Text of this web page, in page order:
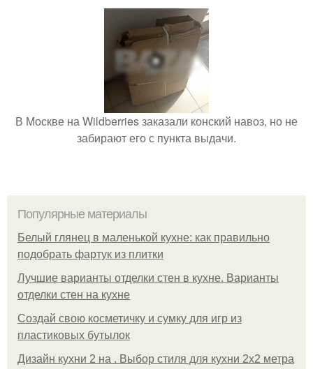
В Москве на Wildberries заказали конский навоз, но не
забирают его с пункта выдачи.
Популярные материалы
Белый глянец в маленькой кухне: как правильно
подобрать фартук из плитки
Лучшие варианты отделки стен в кухне. Варианты
отделки стен на кухне
Создай свою косметичку и сумку для игр из
пластиковых бутылок
Дизайн кухни 2 на . Выбор стиля для кухни 2х2 метра